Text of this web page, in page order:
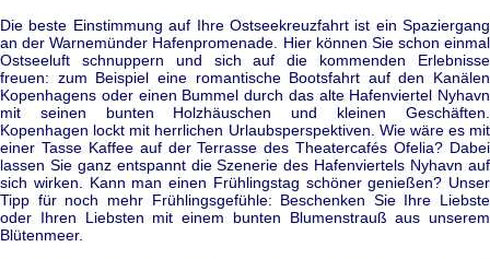
Die beste Einstimmung auf Ihre Ostseekreuzfahrt ist ein Spaziergang
an der Warnemünder Hafenpromenade. Hier können Sie schon einmal
Ostseeluft schnuppern und sich auf die kommenden Erlebnisse
freuen: zum Beispiel eine romantische Bootsfahrt auf den Kanälen
Kopenhagens oder einen Bummel durch das alte Hafenviertel Nyhavn
mit seinen bunten Holzhäuschen und kleinen Geschäften.
Kopenhagen lockt mit herrlichen Urlaubsperspektiven. Wie wäre es mit
einer Tasse Kaffee auf der Terrasse des Theatercafés Ofelia? Dabei
lassen Sie ganz entspannt die Szenerie des Hafenviertels Nyhavn auf
sich wirken. Kann man einen Frühlingstag schöner genießen? Unser
Tipp für noch mehr Frühlingsgefühle: Beschenken Sie Ihre Liebste
oder Ihren Liebsten mit einem bunten Blumenstrauß aus unserem
Blütenmeer.